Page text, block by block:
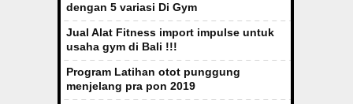
dengan 5 variasi Di Gym
Jual Alat Fitness import impulse untuk
usaha gym di Bali !!!
Program Latihan otot punggung
menjelang pra pon 2019